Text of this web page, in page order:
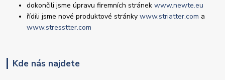
dokončili jsme úpravu firemních stránekwww.newte.eu
řídili jsme nové produktové stránkywww.striatter.com a
www.stresstter.com
Kde nás najdete